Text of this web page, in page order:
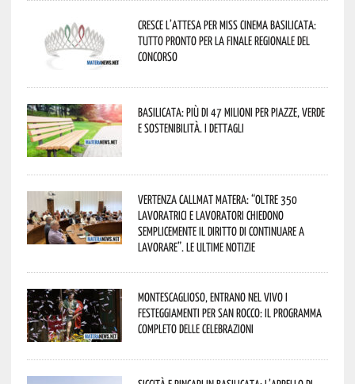
Cresce l’attesa per Miss Cinema Basilicata:
tutto pronto per la finale regionale del
concorso
Basilicata: più di 47 milioni per piazze, verde
e sostenibilità. I dettagli
Vertenza CallMat Matera: “Oltre 350
lavoratrici e lavoratori chiedono
semplicemente il diritto di continuare a
lavorare”. Le ultime notizie
Montescaglioso, entrano nel vivo i
festeggiamenti per San Rocco: il programma
completo delle celebrazioni